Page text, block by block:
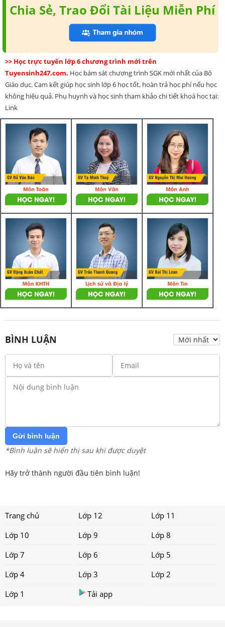
Chia Sẻ, Trao Đổi Tài Liệu Miễn Phí
>> Học trực tuyến lớp 6 chương trình mới trên
Tuyensinh247.com. Học bám sát chương trình SGK mới nhất của Bộ
Giáo dục. Cam kết giúp học sinh lớp 6 học tốt, hoàn trả học phí nếu học
không hiệu quả. Phụ huynh và học sinh tham khảo chi tiết khoá học tại:
Link
BÌNH LUẬN
Gửi bình luận
*Bình luận sẽ hiển thị sau khi được duyệt
Hãy trở thành người đầu tiên bình luận!
Trang chủ Lớp 12
Lớp 11
Lớp 10
Lớp 9
Lớp 8
Lớp 7
Lớp 6
Lớp 5
Lớp 4
Lớp 3
Lớp 2
Lớp 1
Tải app